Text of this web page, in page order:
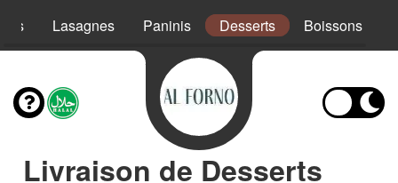
Lasagnes Paninis Desserts Boissons
Livraison de Desserts